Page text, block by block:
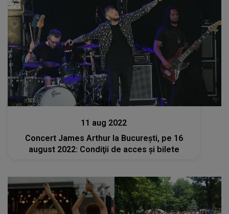
Stiri
11 aug 2022
Concert James Arthur la Bucureşti, pe 16
august 2022: Condiţii de acces şi bilete